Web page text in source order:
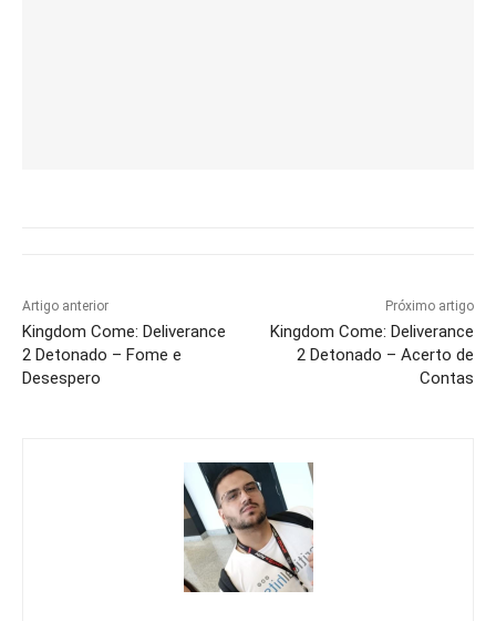
Artigo anterior
Kingdom Come: Deliverance
2 Detonado – Fome e
Desespero
Próximo artigo
Kingdom Come: Deliverance
2 Detonado – Acerto de
Contas